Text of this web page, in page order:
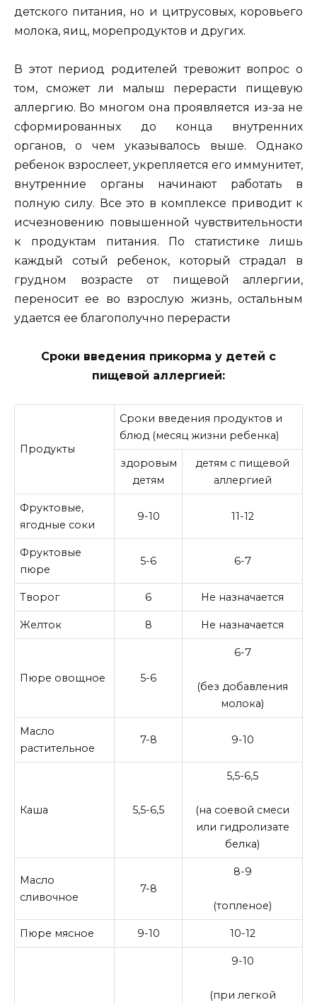
детского питания, но и цитрусовых, коровьего
молока, яиц, морепродуктов и других.
В этот период родителей тревожит вопрос о
том, сможет ли малыш перерасти пищевую
аллергию. Во многом она проявляется из-за не
сформированных до конца внутренних
органов, о чем указывалось выше. Однако
ребенок взрослеет, укрепляется его иммунитет,
внутренние органы начинают работать в
полную силу. Все это в комплексе приводит к
исчезновению повышенной чувствительности
к продуктам питания. По статистике лишь
каждый сотый ребенок, который страдал в
грудном возрасте от пищевой аллергии,
переносит ее во взрослую жизнь, остальным
удается ее благополучно перерасти
Сроки введения прикорма у детей с
пищевой аллергией:
Продукты
Сроки введения продуктов и
блюд (месяц жизни ребенка)
здоровым
детям
детям с пищевой
аллергией
Фруктовые,
ягодные соки
9-10 11-12
Фруктовые
пюре
5-6 6-7
Творог 6 Не назначается
Желток 8 Не назначается
Пюре овощное 5-6
6-7
(без добавления
молока)
Масло
растительное
7-8 9-10
Каша 5,5-6,5
5,5-6,5
(на соевой смеси
или гидролизате
белка)
Масло
сливочное
7-8
8-9
(топленое)
Пюре мясное 9-10 10-12
9-10
(при легкой